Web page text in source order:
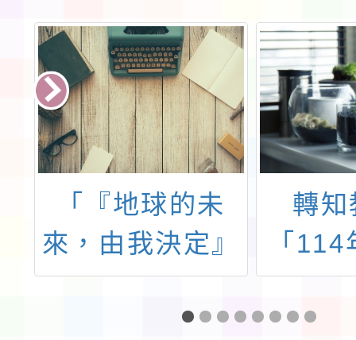
「『地球的未
來，由我決定』
透過地球憲章學
習永續行動」教
轉知
「
展本
貢獻